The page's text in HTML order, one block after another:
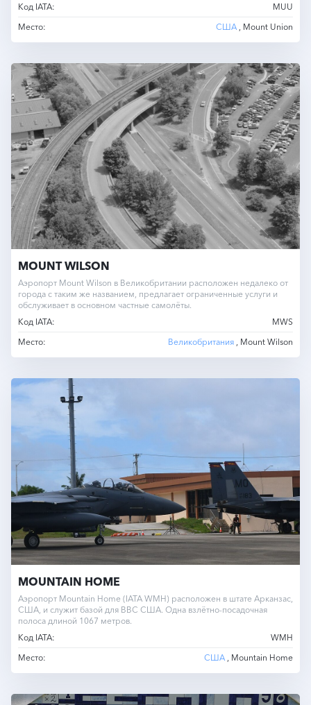
Код IATA:
MUU
Место:
США , Mount Union
MOUNT WILSON
Аэропорт Mount Wilson в Великобритании расположен недалеко от
города с таким же названием, предлагает ограниченные услуги и
обслуживает в основном частные самолёты.
Код IATA:
MWS
Место:
Великобритания , Mount Wilson
MOUNTAIN HOME
Аэропорт Mountain Home (IATA WMH) расположен в штате Арканзас,
США, и служит базой для ВВС США. Одна взлётно-посадочная
полоса длиной 1067 метров.
Код IATA:
WMH
Место:
США , Mountain Home